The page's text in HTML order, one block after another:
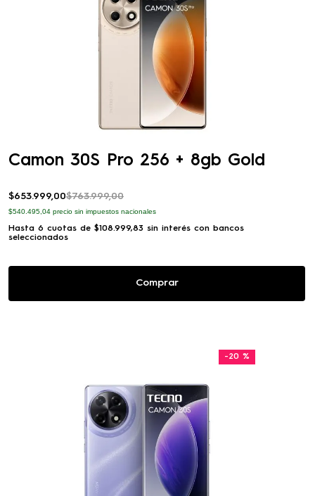
Camon 30S Pro 256 + 8gb Gold
$653.999 00$763.999,00
$540.495,04 precio sin impuestos nacionales
Hasta 6 cuotas de $108.999,83 sin interés con bancos
seleccionados
Comprar
-20 %